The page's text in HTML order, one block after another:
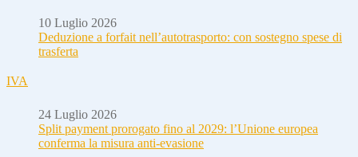
10 Luglio 2026
Deduzione a forfait nell’autotrasporto: con sostegno spese di
trasferta
IVA
24 Luglio 2026
Split payment prorogato fino al 2029: l’Unione europea
conferma la misura anti-evasione